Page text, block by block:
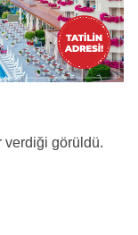
verdiği görüldü.